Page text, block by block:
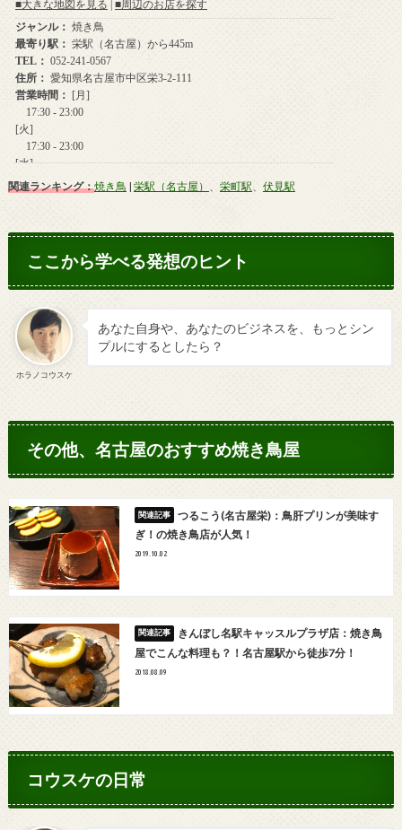
関連ランキング：焼き鳥 | 栄駅（名古屋） 、 栄町駅、 伏見駅
ここから学べる発想のヒント
ホラノコウスケ
あなた自身や、あなたのビジネスを、もっとシン
プルにするとしたら？
その他、名古屋のおすすめ焼き鳥屋
つるこう(名古屋栄)：鳥肝プリンが美味す
ぎ！の焼き鳥店が人気！
2019.10.02
きんぼし名駅キャッスルプラザ店：焼き鳥
屋でこんな料理も？！名古屋駅から徒歩7分！
2018.08.09
コウスケの日常